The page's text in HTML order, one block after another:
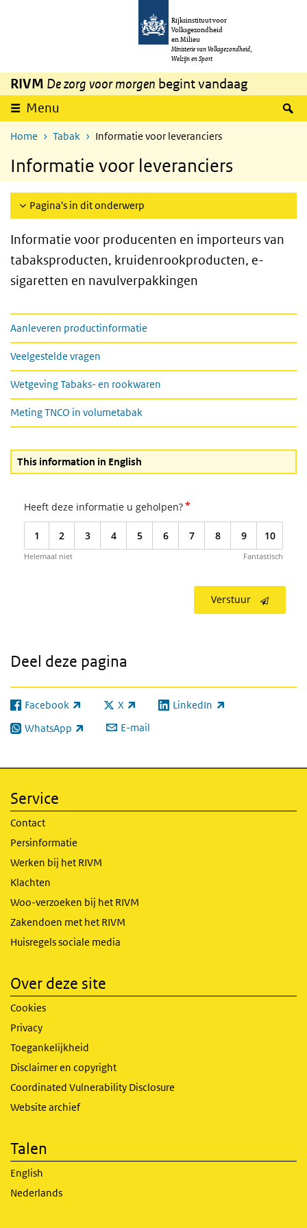
Overslaan en naar de inhoud gaan
Rijksinstituut voor
Volksgezondheid
en Milieu
Ministerie van Volksgezondheid,
Welzijn en Sport
RIVM De zorg voor morgen begint vandaag
Menu
Home Tabak Informatie voor leveranciers
Informatie voor leveranciers
Pagina's in dit onderwerp
Informatie voor producenten en importeurs van
tabaksproducten, kruidenrookproducten, e-
sigaretten en navulverpakkingen
Informatie voor leveranciers
Aanleveren productinformatie
Veelgestelde vragen
Wetgeving Tabaks- en rookwaren
Meting TNCO in volumetabak
This information in English
Heeft deze informatie u geholpen?*
1 2 3 4 5 6 7 8 9 10
Helemaal niet Fantastisch
Verstuur
Deel deze pagina
Facebook
(externe link) X
(externe link) LinkedIn
(externe link)
WhatsApp
(externe link) E-mail
Service
Contact
Persinformatie
Werken bij het RIVM
Klachten
Woo-verzoeken bij het RIVM
Zakendoen met het RIVM
Huisregels sociale media
Over deze site
Cookies
Privacy
Toegankelijkheid
Disclaimer en copyright
Coordinated Vulnerability Disclosure
Website archief
Talen
English
Nederlands